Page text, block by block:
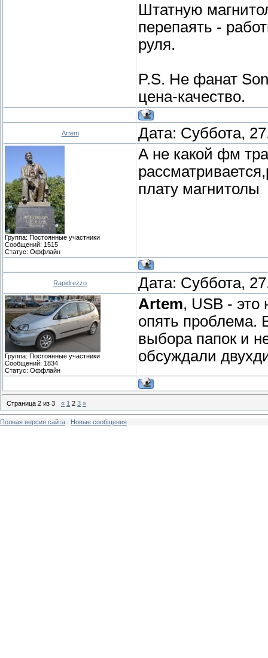
Штатную
перепаять -
руля.
P.S. Не фанат
цена-качество.
Artem Дата: Суббота,
Группа: Постоянные участники
Сообщений: 1515
Статус: Оффлайн
А не какой фм
плату магнитолы
Rapidrezzo Дата: Суббота,
Группа: Постоянные участники
Сообщений: 1834
Статус: Оффлайн
Artem, USB - это
опять проблема.
выбора папок и
обсуждали
Страница 2 из 3 « 1 2 3 »
Полная версия сайта Новые сообщения